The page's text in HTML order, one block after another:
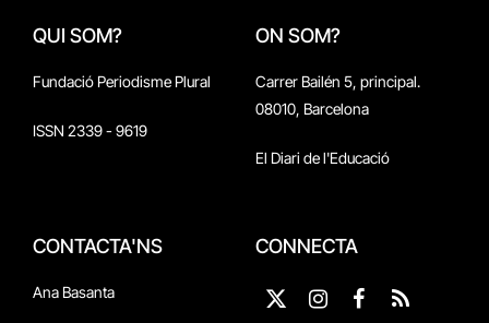
QUI SOM?
Fundació Periodisme Plural
ISSN 2339 - 9619
ON SOM?
Carrer Bailén 5, principal.
08010, Barcelona
El Diari de l'Educació
CONTACTA'NS
Ana Basanta
CONNECTA
X
Instagram
Facebook
RSS